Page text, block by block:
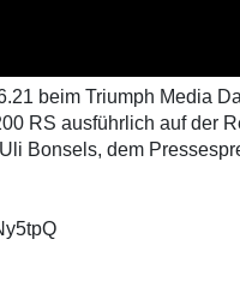
beim Triumph Media
RS ausführlich auf der
Bonsels, dem